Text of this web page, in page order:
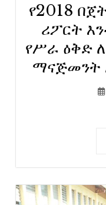
የ2018
ሪፖርት
የሥራ ዕቅድ
ማናጅመንት